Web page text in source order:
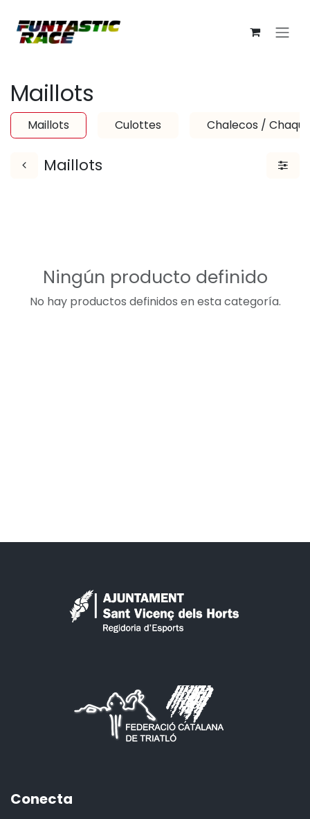
Maillots
Maillots Culottes Chalecos /
Maillots
Ningún producto definido
No hay productos definidos en esta categoría.
Conecta